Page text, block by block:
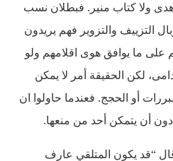
ولا كتاب منير. فبطلان نسب
التزييف والتزوير فهم يريدون
على ما يوافق هوى اقلامهم ولو
لكن الحقيقة أمر لا يمكن
أو الحجج. فعندما حاولوا ان
دون أن يتمكن أحد من منعها.
“قد يكون المتلقي عارف